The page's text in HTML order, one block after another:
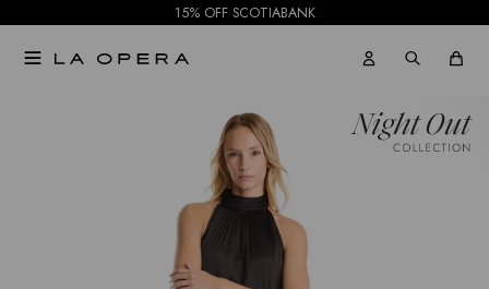
15% OFF SCOTIABANK

NOTIFICARME